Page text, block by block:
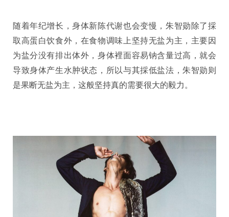
随着年纪增长，身体新陈代谢也会变慢，朱智勋除了採
取高蛋白饮食外，在食物调味上坚持无盐为主，主要因
为盐分没有排出体外，身体裡面容易钠含量过高，就会
导致身体产生水肿状态，所以与其採低盐法，朱智勋则
是果断无盐为主，这般坚持真的需要很大的毅力。